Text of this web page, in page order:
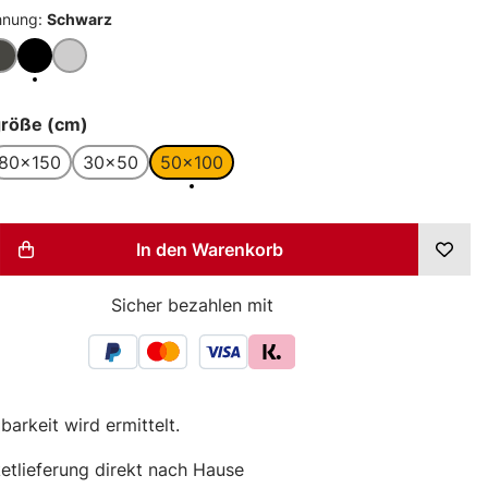
wird ermittelt.
direkt nach Hause
Schwarz
ist zurzeit nicht verfügbar.)
Schwarz
Silber
(cm)
80x150 30x50 50x100
Anzahl: Gib den gewünschten Wert
In den Warenkorb
Sicher bezahlen mit